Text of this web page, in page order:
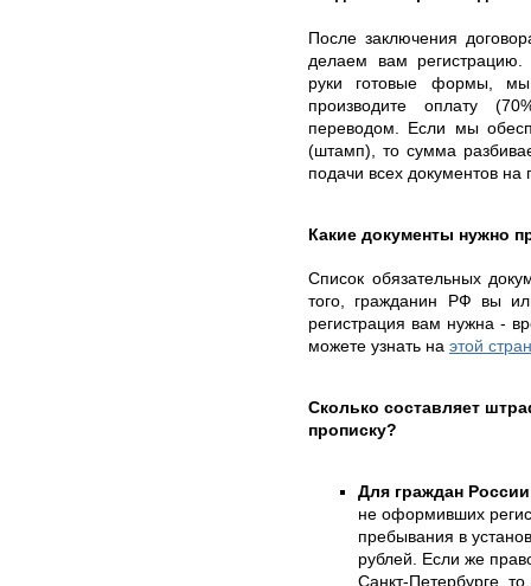
После заключения
делаем вам регистрацию.
руки готовые формы,
производите оплату
переводом. Если мы
(штамп), то сумма
подачи всех документов
Какие документы нужно
Список обязательных
того, гражданин РФ вы
регистрация вам нужна -
можете узнать на этой
Сколько составляет
прописку?
Для граждан России
не оформивших
пребывания в
рублей. Если же
Санкт-Петербурге,